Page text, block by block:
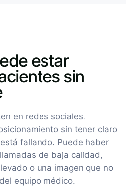
estar
sin
en redes sociales,
sin tener claro
fallando. Puede haber
de baja calidad,
o una imagen que no
equipo médico.